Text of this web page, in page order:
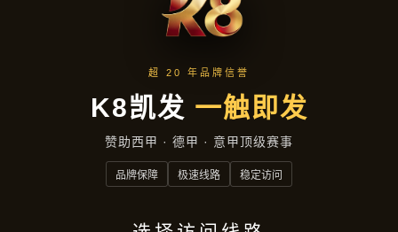
资讯看板
首页 资讯看板